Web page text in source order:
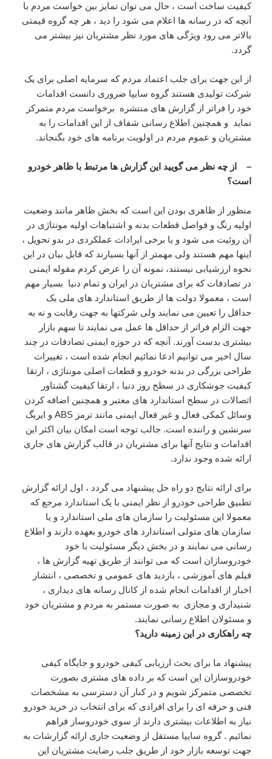
کیفیت ساخت است ، حال می توان تمایز بین خواست مردم با
آنچه که در رسانه ها اعلام می شود را دید ، هر چه گروه قیمتی
بالاتر می رود ویژگی های مورد نظر مشتریان نیز بیشتر می
گردد.
از این جهت برای جلب اعتماد مردم که سرمایه اصلی برای یک
شرکت تولیدی هستند گروه سایپا ضروری دانست اقدامات
خود را فراتر از گزارش های منتشره برخواست مردم متمرکز
نماید و همچنین اطلاع رسانی شفاف از این اقدامات را به
مشتریان و عموم مردم در اولویت برنامه های خود بگنجاند.
– از چه نظر می گویید این گزارش ها مرتبط با ظاهر خودرو
است؟
منظور از ظاهری بودن این است که بخش ظاهر مانند وضعیت
اولیه رنگ و فواصل قطعات بدنه و اشتباهات اولیه مونتاژی در
آن روئیت می شود و یا برخی ایرادات عملکردی در بدو تحویل ،
اینها مهم هستند ولی مهمتر از آنها بسیارند که قابل بیان در این
نحوه ارزشیابی نیستند، نمونه آن را عرض کردم مقوله ایمنی
در تصادفات که برای مشتریان در ایران و تمام دنیا بسیار مهم
است ، معمولا دولت ها از طریق استاندارد های ملی یک
حداقل را تعیین می نمایند ولی شرکتها به جهت رقابت و نه به
جهت الزام فراتر از حداقل ها عمل می نمایند تا سهم بازار
بیشتری بدست آورند. آنچه که در حوزه ایمنی تصادفات در چند
سال اخیر می توانیم ادعا نمائیم انجام شده است ، تغییرات
طراحی بزرگی در بدنه خودرو و قطعات اصلی مونتاژی ، ارتقا
کیفیت جوشکاری در سطح روز دنیا ، ارتقا کیفیت گشتاور
اتصالات در سطح استاندارد های معتبر و همچنین اضافه کردن
وسائل کمکی فعال و غیر فعال ایمنی مانند ترمز ABS و ایربگ
سرنشین و راننده است. جالب توجه است امکان بیان اکثر این
اقدامات و نتایج آنها برای مشتریان در قالب گزارش های جاری
ارائه شده وجود ندارد.
برای ارائه نتایج دو راه حل پیشنهاد می گردد ، اول ارائه گزارش
تطبیق طراحی خودرو از نظر ایمنی با یک استاندارد مرجع که
معمولا این مسئولیت را سازمان های ملی استاندارد و یا
سازمان های متولی استاندارد های خودرو بعهده دارند و اطلاع
رسانی می نمایند و در بخش دیگر مسئولیت با خود
خودروسازان است که می توانند از طریق تهیه گزارش ها ،
فیلم های آموزشی ، بازدید های عمومی و تخصصی ، انتشار
اخبار از اقدامات انجام شده از کانال رسانه های دیداری ،
شنیداری و مجازی به صورت مستمر به مردم و مشتریان خود
و مسئولان اطلاع رسانی نمایند.
چه راهکاری در این زمینه دارید؟
پیشنهاد ما برای بحث ارزیابی کیفی خودرو و جایگاه کیفی
خودروسازان این است که بر داده های مشتری بصورت
تخصصی متمرکز شویم و در کنار آن دسترسی به مشخصات
فنی و حرفه ای را برای افرادی که برای انتخاب در خرید خودرو
نیاز به اطلاعات بیشتری دارند از سوی خودروساز فراهم
نمائیم . گروه سایپا مستقل از وضعیت جاری ارائه گزارشات به
جهت توسعه بازار خود از طریق جلب رضایت مشتریان این